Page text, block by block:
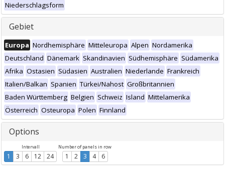
Niederschlagsform
Gebiet
Europa Nordhemisphäre Mitteleuropa Alpen Nordamerika
Deutschland Dänemark Skandinavien Südhemisphäre Südamerika
Afrika Ostasien Südasien Australien Niederlande Frankreich
Italien/Balkan Spanien Türkei/Nahost Großbritannien
Baden Württemberg Belgien Schweiz Island Mittelamerika
Österreich Osteuropa Polen Finnland
Options
Intervall
1 3 6 12 24
Number of panels in row
1 2 3 4 6